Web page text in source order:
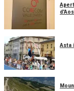
Asta